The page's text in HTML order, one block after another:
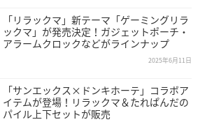
「リラックマ」新テーマ「ゲーミングリラ
ックマ」が発売決定！ガジェットポーチ・
アラームクロックなどがラインナップ
2025年6月11日
「サンエックス×ドンキホーテ」コラボア
イテムが登場！リラックマ＆たれぱんだの
パイル上下セットが販売